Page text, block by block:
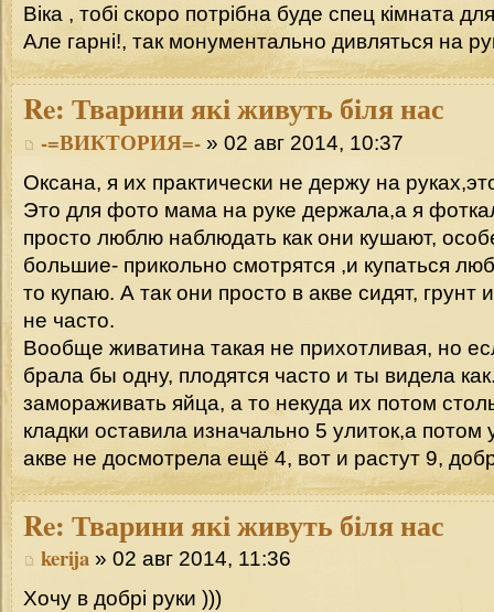
Віка , тобі скоро потрібна буде спец кімната для
Але гарні!, так монументально дивляться на
Re: Тварини які живуть біля нас
-=ВИКТОРИЯ=- » 02 авг 2014, 10:37
Оксана, я их практически не держу на
Это для фото мама на руке держала,а я
просто люблю наблюдать как они кушают,
большие- прикольно смотрятся ,и купаться
то купаю. А так они просто в акве сидят,
не часто.
Вообще живатина такая не прихотливая, но
брала бы одну, плодятся часто и ты видела
замораживать яйца, а то некуда их потом
кладки оставила изначально 5 улиток,а
акве не досмотрела ещё 4, вот и растут 9,
Re: Тварини які живуть біля нас
kerija » 02 авг 2014, 11:36
Хочу в добрі руки )))